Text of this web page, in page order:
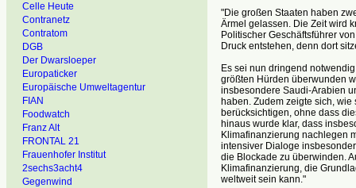
Celle Heute
Contranetz
Contratom
DGB
Der Dwarsloeper
Europaticker
Europäische Umweltagentur
FIAN
Foodwatch
Franz Alt
FRONTAL 21
Frauenhofer Institut
2sechs3acht4
Gegenwind
"Die großen Staaten haben
Ärmel gelassen. Die Zeit wird
Politischer Geschäftsführer
Druck entstehen, denn dort
Es sei nun dringend
größten Hürden überwunden
insbesondere Saudi-Arabien
haben. Zudem zeigte sich,
berücksichtigen, ohne dass
hinaus wurde klar, dass
Klimafinanzierung nachlegen
intensiver Dialoge
die Blockade zu überwinden.
Klimafinanzierung, die
weltweit sein kann."